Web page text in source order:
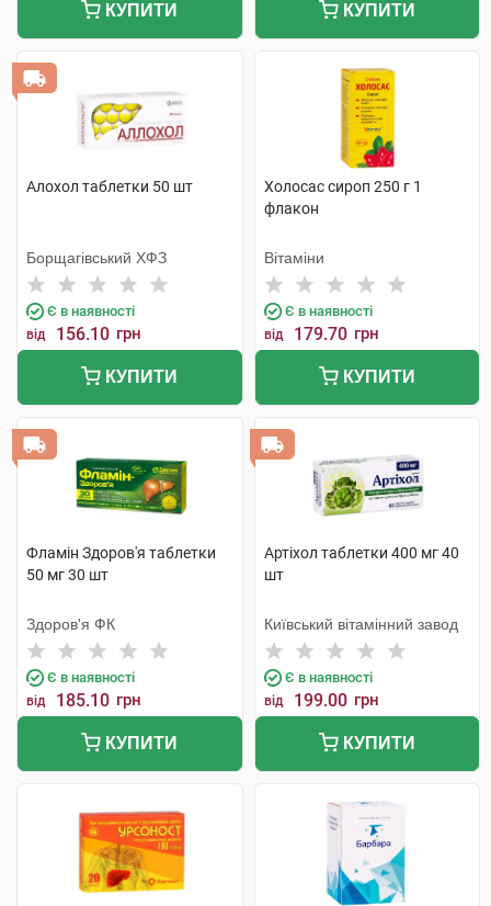
КУПИТИ КУПИТИ
Алохол таблетки 50 шт
Борщагівський ХФЗ
Є в наявності
від 156.10 грн
КУПИТИ
Холосас сироп 250 г 1
флакон
Вітаміни
Є в наявності
від 179.70 грн
КУПИТИ
Фламін Здоров'я таблетки
50 мг 30 шт
Здоров'я ФК
Є в наявності
від 185.10 грн
КУПИТИ
Артіхол таблетки 400 мг 40
шт
Київський вітамінний завод
Є в наявності
від 199.00 грн
КУПИТИ